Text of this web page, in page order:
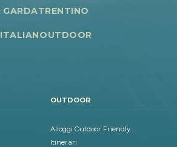
GARDATRENTINO
ITALIANOUTDOOR
OUTDOOR
Alloggi Outdoor Friendly
Itinerari